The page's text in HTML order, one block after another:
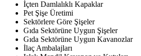
İçten Damlalıklı Kapaklar
Pet Şişe Üretimi
Sektörlere Göre Şişeler
Gıda Sektörüne Uygun Şişeler
Gıda Sektörüne Uygun Kavanozlar
İlaç Ambalajları